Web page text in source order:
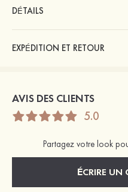
DÉTAILS
EXPÉDITION ET RETOUR
AVIS DES CLIENTS
5.0
Partagez votre look
ÉCRIRE UN